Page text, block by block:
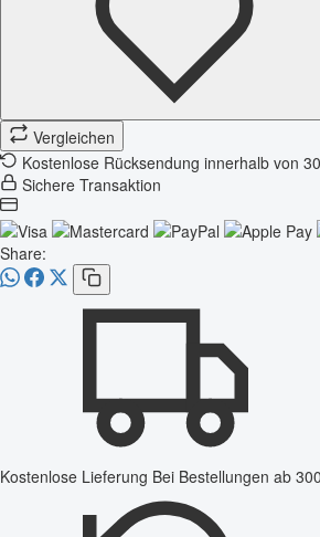
Vergleichen
Kostenlose Rücksendung innerhalb von
Sichere Transaktion
Share:
Kostenlose Lieferung Bei Bestellungen ab